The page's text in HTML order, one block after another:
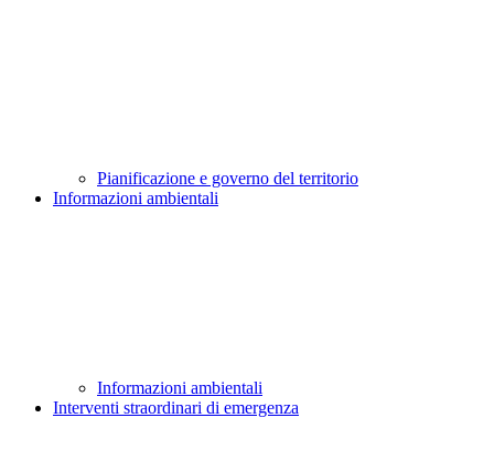
Pianificazione e governo del territorio
Informazioni ambientali
Informazioni ambientali
Interventi straordinari di emergenza